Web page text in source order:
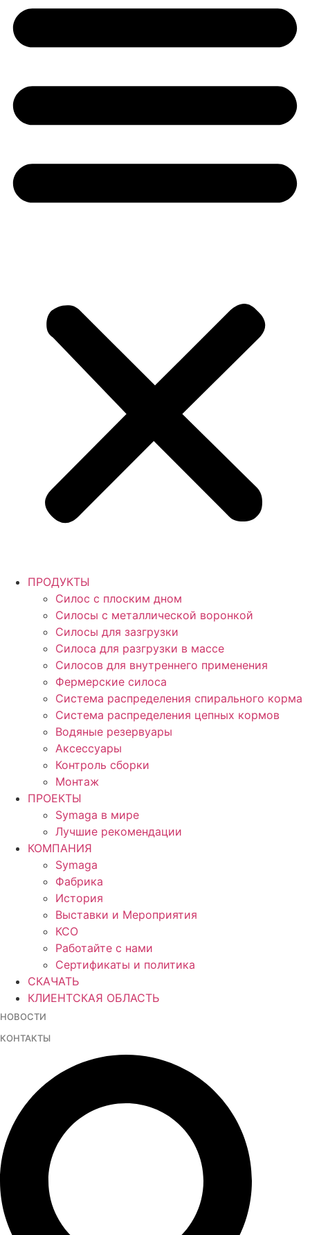
ПРОДУКТЫ
Силос с плоским дном
Силосы с металлической воронкой
Силосы для зазгрузки
Силоса для разгрузки в массе
Силосов для внутреннего применения
Фермерские силоса
Система распределения спирального корма
Система распределения цепных кормов
Водяные резервуары
Аксессуары
Контроль сборки
Монтаж
ПРОЕКТЫ
Symaga в мире
Лучшие рекомендации
КОМПАНИЯ
Symaga
Фабрика
История
Выставки и Мероприятия
КСО
Работайте с нами
Сертификаты и политика
СКАЧАТЬ
КЛИЕНТСКАЯ ОБЛАСТЬ
НОВОСТИ
КОНТАКТЫ